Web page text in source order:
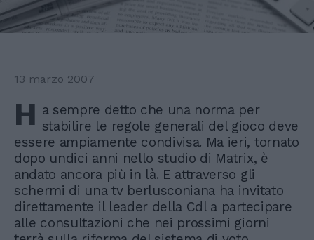
13 marzo 2007
H a sempre detto che una norma per
stabilire le regole generali del gioco deve
essere ampiamente condivisa. Ma ieri, tornato
dopo undici anni nello studio di Matrix, è
andato ancora più in là. E attraverso gli
schermi di una tv berlusconiana ha invitato
direttamente il leader della Cdl a partecipare
alle consultazioni che nei prossimi giorni